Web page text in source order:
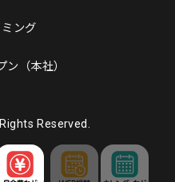
ング
ン（本社）
Reserved.